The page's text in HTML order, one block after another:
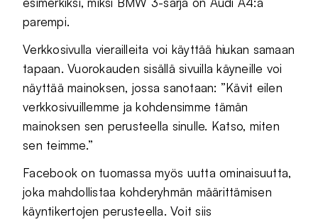
parempi.
Verkkosivulla vierailleita voi käyttää hiukan samaan
tapaan. Vuorokauden sisällä sivuilla käyneille voi
näyttää mainoksen, jossa sanotaan: ”Kävit eilen
verkkosivuillemme ja kohdensimme tämän
mainoksen sen perusteella sinulle. Katso, miten
sen teimme.”
Facebook on tuomassa myös uutta ominaisuutta,
joka mahdollistaa kohderyhmän määrittämisen
käyntikertojen perusteella. Voit siis